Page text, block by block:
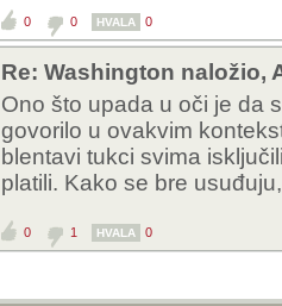
0 0 HVALA 0
Re: Washington naložio,
Ono što upada u oči je da
govorilo u ovakvim
blentavi tukci svima
platili. Kako se bre
0 1 HVALA 0